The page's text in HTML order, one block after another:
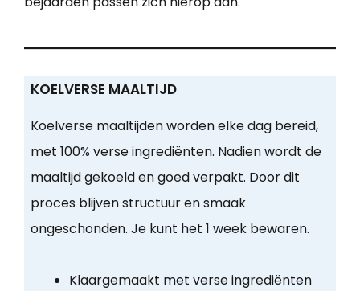
KOELVERSE MAALTIJD
Koelverse maaltijden worden elke dag bereid,
met 100% verse ingrediënten. Nadien wordt de
maaltijd gekoeld en goed verpakt. Door dit
proces blijven structuur en smaak
ongeschonden. Je kunt het 1 week bewaren.
Klaargemaakt met verse ingrediënten